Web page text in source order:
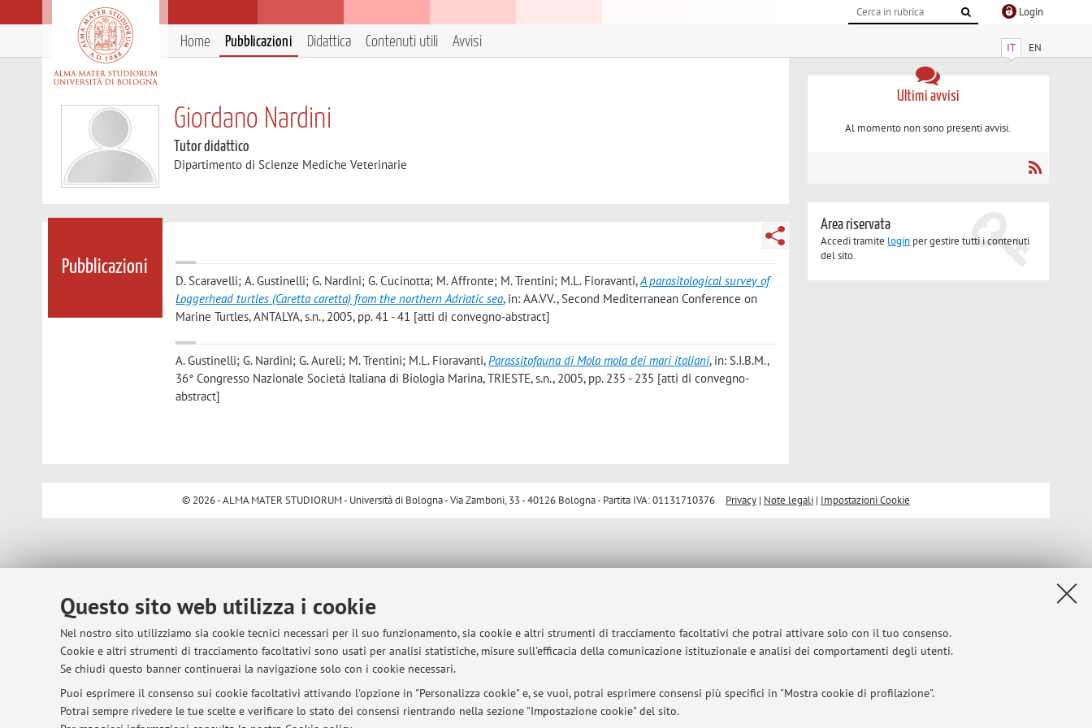
Questo sito web utilizza i cookie
Nel nostro sito utilizziamo sia cookie tecnici necessari per il suo funzionamento, sia cookie e altri strumenti di tracciamento facoltativi che potrai attivare solo con il tuo consenso.
Cookie e altri strumenti di tracciamento facoltativi sono usati per analisi statistiche, misure sull'efficacia della comunicazione istituzionale e analisi dei comportamenti degli utenti.
Se chiudi questo banner continuerai la navigazione solo con i cookie necessari.
Puoi esprimere il consenso sui cookie facoltativi attivando l'opzione in "Personalizza cookie" e, se vuoi, potrai esprimere consensi più specifici in "Mostra cookie di profilazione".
Potrai sempre rivedere le tue scelte e verificare lo stato dei consensi rientrando nella sezione "Impostazione cookie" del sito.
Login
IT EN
Home Pubblicazioni Didattica Contenuti utili Avvisi
Giordano Nardini
Tutor didattico
Dipartimento di Scienze Mediche Veterinarie
Pubblicazioni
D. Scaravelli; A. Gustinelli; G. Nardini; G. Cucinotta; M. Affronte; M. Trentini; M.L. Fioravanti,A parasitological survey of
Loggerhead turtles (Caretta caretta) from the northern Adriatic sea, in: AA.VV., Second Mediterranean Conference on
Marine Turtles, ANTALYA, s.n., 2005, pp. 41 - 41 [atti di convegno-abstract]
A. Gustinelli; G. Nardini; G. Aureli; M. Trentini; M.L. Fioravanti,Parassitofauna di Mola mola dei mari italiani, in: S.I.B.M.,
36° Congresso Nazionale Società Italiana di Biologia Marina, TRIESTE, s.n., 2005, pp. 235 - 235 [atti di convegno-
abstract]
Ultimi avvisi
Al momento non sono presenti avvisi.
Area riservata
Accedi tramite login per gestire tutti i contenuti
del sito.
© 2026 - ALMA MATER STUDIORUM - Università di Bologna - Via Zamboni, 33 - 40126 Bologna - Partita IVA: 01131710376 Privacy| Note legali| Impostazioni Cookie